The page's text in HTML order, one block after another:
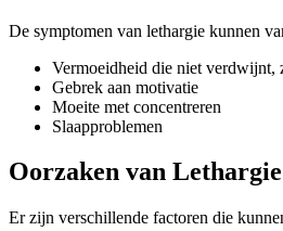
De symptomen van lethargie kunnen
Vermoeidheid die niet verdwijnt,
Gebrek aan motivatie
Moeite met concentreren
Slaapproblemen
Oorzaken van Lethargie
Er zijn verschillende factoren die